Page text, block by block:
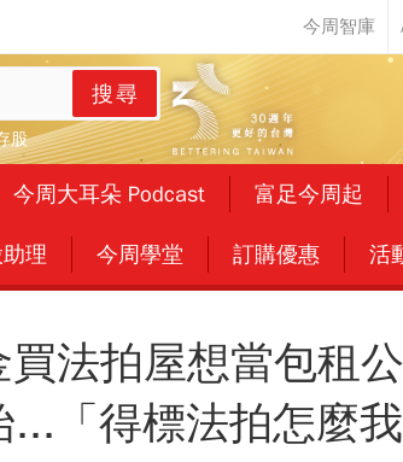
搜尋
股
今周大耳朵 Podcast 富足今周起
理 今周學堂 訂購優惠 活
法拍屋想當包租
「得標法拍怎麼我